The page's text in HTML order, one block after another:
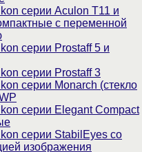
серии Aculon T11 и
с переменной
серии Prostaff 5 и
серии Prostaff 3
серии Monarch (стекло
серии Elegant Compact
серии StabilEyes со
изображения